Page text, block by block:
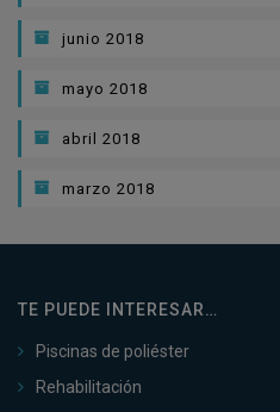
junio 2018
mayo 2018
abril 2018
marzo 2018
TE PUEDE INTERESAR…
Piscinas de poliéster
Rehabilitación